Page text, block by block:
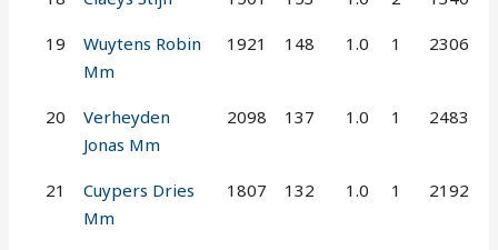
19
Wuytens Robin
Mm
1921 148 1.0 1 2306
20
Verheyden
Jonas Mm
2098 137 1.0 1 2483
21
Cuypers Dries
Mm
1807 132 1.0 1 2192